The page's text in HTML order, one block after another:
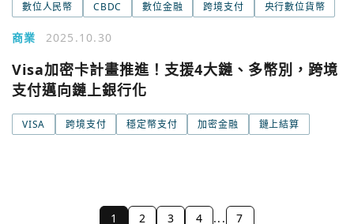
數位人民幣 CBDC 數位金融 跨境支付 央行數位貨幣
商業 2025.10.30
Visa加密卡計畫推進！支援4大鏈、多幣別，跨境
支付邁向鏈上銀行化
VISA 跨境支付 穩定幣支付 加密金融 鏈上結算
1 2 3 4 ... 7